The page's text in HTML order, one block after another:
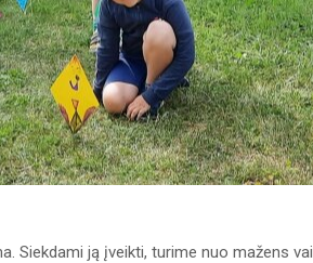
Siekdami ją įveikti, turime nuo mažens